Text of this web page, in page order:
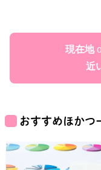
現在地
近
おすすめほかつ